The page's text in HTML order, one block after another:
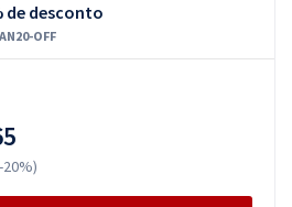
de desconto
OFF